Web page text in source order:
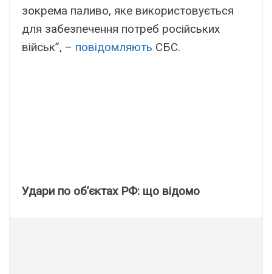
зокрема паливо, яке використовується
для забезпечення потреб російських
військ”, – повідомляють СБС.
Удари по об’єктах РФ: що відомо